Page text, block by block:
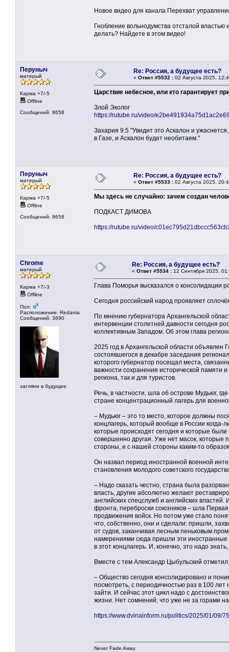
Новое видео для канала Перехват
Гнобление вольнодумства отсталой
делать? Найдете в этом видео!
Перуныч
матерый
Карма +7/-5
Offline
Сообщений: 8658
Re: Россия, а будущее есть?
« Ответ #5532 : 02 Августа 2025,
Царствие небесное, или кто гарантирует
Злой Эколог
https://rutube.ru/video/
Захария 9:5 "Увидит это Аскалон и
в Газе, и Аскалон будет необитаем."
Перуныч
матерый
Карма +7/-5
Offline
Сообщений: 8658
Re: Россия, а будущее есть?
« Ответ #5533 : 02 Августа 2025,
Мы здесь не случайно: зачем создан
ПОДКАСТ ДИМОВА
https://rutube.ru/video/
Chrome
матерый
Карма +7/-3
Offline
Пол:
Расположение: Redania
Сообщений: 3690
загляни в будущее
Re: Россия, а будущее есть?
« Ответ #5534 : 12 Сентября 2025,
Глава Поморья высказался о консолидации
Сегодня российский народ проявляет
По мнению губернатора Архангельской
интервенции столетней давности сегодня
коллективным Западом. Об этом глава
2025 год в Архангельской области
состоявшегося в декабре заседания
которого губернатор посещал места,
важности сохранения исторической памяти
региона, так и для туристов.
Речь, в частности, шла об острове Мудьюг,
стране концентрационный лагерь для
– Мудьюг – это то место, которое должны
концлагерь, который вообще в России
которые происходят сегодня и которые
совершенно другая. Уже нет масок, которые
стороны, и с нашей стороны каким-то
Он назвал период иностранной военной
становления молодого советского
– Надо сказать честно, страна была
власть, другие абсолютно желают
английских спецслужб и английских
фронта, переброски союзников – шла
продвижения войск. Но потом уже стало
что, собственно, они и сделали: пришли,
от судов, заканчивая лесным пеньковым
намерениями сюда пришли эти иностранные
в этот концлагерь. И, конечно, это надо
Вместе с тем Александр Цыбульский
– Общество сегодня консолидировано и
посмотреть, с периодичностью раз в 100
зайти. И сейчас этот цикл надо с
жизни. Нет сомнений, что уже не за горами
https://www.dvinainform.ru/politics/2025/01/09/
Never Fade Away